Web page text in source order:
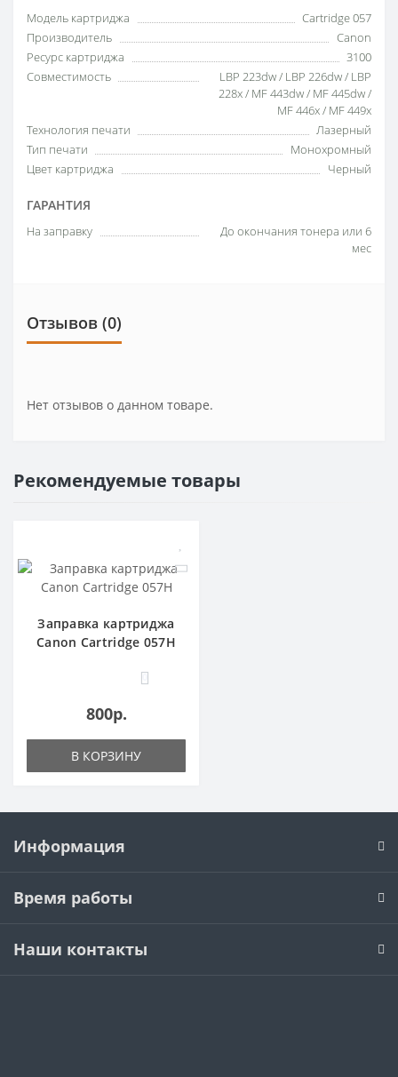
Модель картриджа
Cartridge 057
Производитель
Canon
Ресурс картриджа
3100
Совместимость
LBP 223dw / LBP 226dw / LBP
228x / MF 443dw / MF 445dw /
MF 446x / MF 449x
Технология печати
Лазерный
Тип печати
Монохромный
Цвет картриджа
Черный
ГАРАНТИЯ
На заправку
До окончания тонера или 6
мес
Отзывов (0)
Нет отзывов о данном товаре.
Рекомендуемые товары
Заправка картриджа
Canon Cartridge 057H
0
800р.
В КОРЗИНУ
Информация
Время работы
Наши контакты